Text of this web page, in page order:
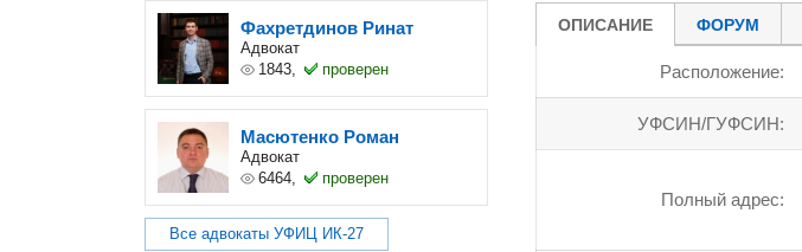
ОПИСАНИЕ ФОРУМ
Расположение:
УФСИН/ГУФСИН:
Полный адрес:
Фахретдинов Ринат
Адвокат
1843,
проверен
Масютенко Роман
Адвокат
6464,
проверен
Все адвокаты УФИЦ ИК-27